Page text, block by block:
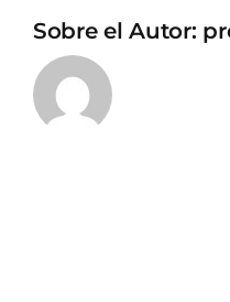
Sobre el Autor: